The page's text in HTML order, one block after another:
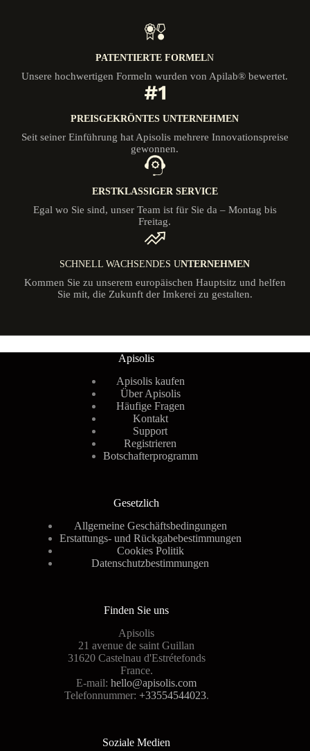
PATENTIERTE FORMELN
Unsere hochwertigen Formeln wurden von Apilab® bewertet.
PREISGEKRÖNTES UNTERNEHMEN
Seit seiner Einführung hat Apisolis mehrere Innovationspreise
gewonnen.
ERSTKLASSIGER SERVICE
Egal wo Sie sind, unser Team ist für Sie da – Montag bis
Freitag.
SCHNELL WACHSENDES UNTERNEHMEN
Kommen Sie zu unserem europäischen Hauptsitz und helfen
Sie mit, die Zukunft der Imkerei zu gestalten.
Apisolis
Apisolis kaufen
Über Apisolis
Häufige Fragen
Kontakt
Support
Registrieren
Botschafterprogramm
Gesetzlich
Allgemeine Geschäftsbedingungen
Erstattungs- und Rückgabebestimmungen
Cookies Politik
Datenschutzbestimmungen
Finden Sie uns
Apisolis
21 avenue de saint Guillan
31620 Castelnau d'Estrétefonds
France.
E-mail:hello@apisolis.com
Telefonnummer: +33554544023.
Soziale Medien